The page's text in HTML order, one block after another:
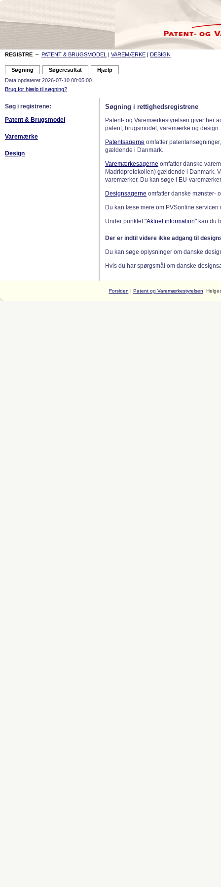
REGISTRE – PATENT & BRUGSMODEL | VAREMÆRKE | DESIGN
Data opdateret 2026-07-10 00:05:00
Brug for hjælp til søgning?
Søg i registrene:
Patent & Brugsmodel
Varemærke
Design
Søgning i rettighedsregistrene
Patent- og Varemærkestyrelsen giver her
patent, brugsmodel, varemærke og design.
Patentsagerne omfatter
gældende i Danmark.
Varemærkesagerne omfatter danske
Madridprotokollen) gældende i Danmark.
varemærker. Du kan søge i EU-
Designsagerne omfatter danske mønster-
Du kan læse mere om PVSonline
Under punktet"Aktuel information" kan du
Der er indtil videre ikke adgang til
Du kan søge oplysninger om danske
Hvis du har spørgsmål om danske
Forsiden | Patent og Varemærkestyrelsen ,